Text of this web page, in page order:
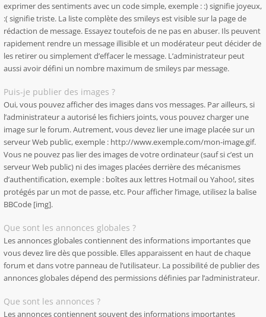
exprimer des sentiments avec un code simple, exemple : :) signifie joyeux,
:( signifie triste. La liste complète des smileys est visible sur la page de
rédaction de message. Essayez toutefois de ne pas en abuser. Ils peuvent
rapidement rendre un message illisible et un modérateur peut décider de
les retirer ou simplement d’effacer le message. L’administrateur peut
aussi avoir défini un nombre maximum de smileys par message.
Puis-je publier des images ?
Oui, vous pouvez afficher des images dans vos messages. Par ailleurs, si
l’administrateur a autorisé les fichiers joints, vous pouvez charger une
image sur le forum. Autrement, vous devez lier une image placée sur un
serveur Web public, exemple : http://www.exemple.com/mon-image.gif.
Vous ne pouvez pas lier des images de votre ordinateur (sauf si c’est un
serveur Web public) ni des images placées derrière des mécanismes
d’authentification, exemple : boîtes aux lettres Hotmail ou Yahoo!, sites
protégés par un mot de passe, etc. Pour afficher l’image, utilisez la balise
BBCode [img].
Que sont les annonces globales ?
Les annonces globales contiennent des informations importantes que
vous devez lire dès que possible. Elles apparaissent en haut de chaque
forum et dans votre panneau de l’utilisateur. La possibilité de publier des
annonces globales dépend des permissions définies par l’administrateur.
Que sont les annonces ?
Les annonces contiennent souvent des informations importantes